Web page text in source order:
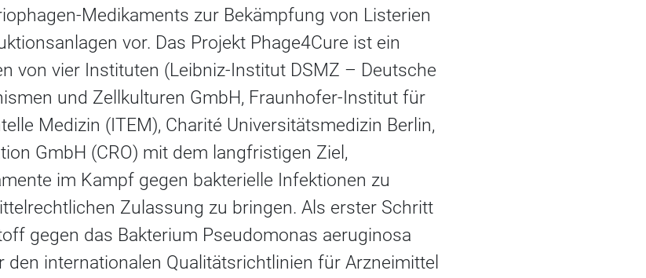
Medikaments zur Bekämpfung von Listerien
vor. Das Projekt Phage4Cure ist ein
von vier Instituten (Leibniz-Institut DSMZ – Deutsche
und Zellkulturen GmbH, Fraunhofer-Institut für
Medizin (ITEM), Charité Universitätsmedizin Berlin,
GmbH (CRO) mit dem langfristigen Ziel,
im Kampf gegen bakterielle Infektionen zu
Zulassung zu bringen. Als erster Schritt
gegen das Bakterium Pseudomonas aeruginosa
den internationalen Qualitätsrichtlinien für Arzneimittel